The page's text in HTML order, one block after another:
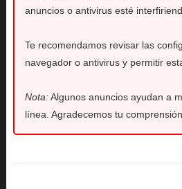
anuncios o antivirus esté
Te recomendamos revisar las
navegador o antivirus y permitir
Nota:Algunos anuncios ayudan a
línea. Agradecemos tu comprensión.